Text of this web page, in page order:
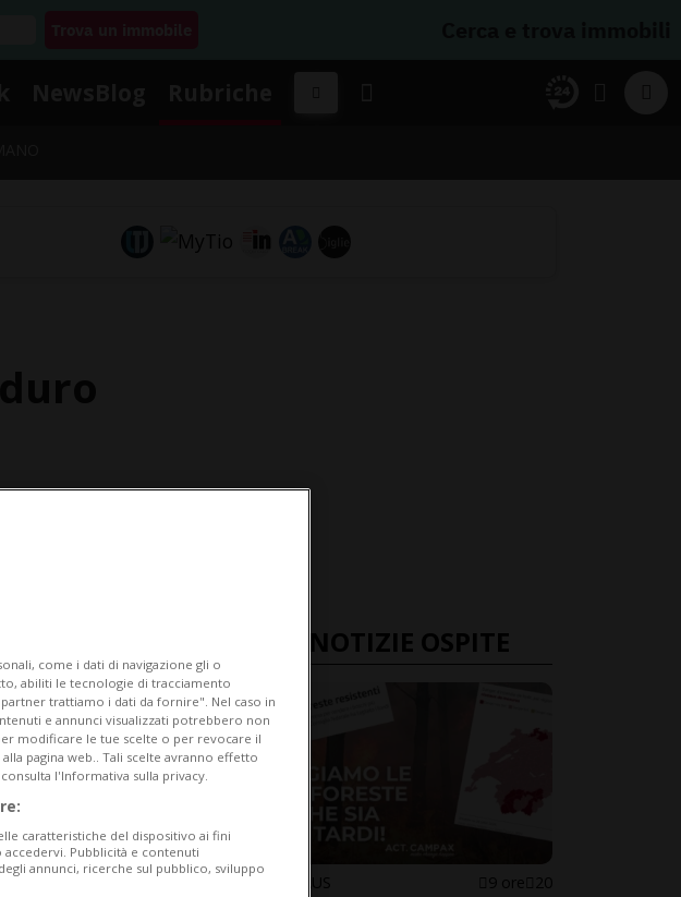
ULTIME NOTIZIE OSPITE
KARINA NIKLAUS 9 ore 20
come i dati di navigazione gli o
abiliti le tecnologie di tracciamento
trattiamo i dati da fornire". Nel caso in
e annunci visualizzati potrebbero non
modificare le tue scelte o per revocare il
pagina web.. Tali scelte avranno effetto
l'Informativa sulla privacy.
caratteristiche del dispositivo ai fini
Pubblicità e contenuti
annunci, ricerche sul pubblico, sviluppo